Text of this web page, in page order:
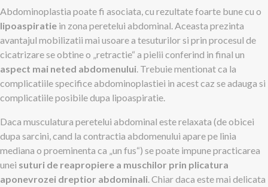
Abdominoplastia poate fi asociata, cu rezultate foarte bune cu o
lipoaspiratie in zona peretelui abdominal. Aceasta prezinta
avantajul mobilizatii mai usoare a tesuturilor si prin procesul de
cicatrizare se obtine o „retractie“ a pielii conferind in final un
aspect mai neted abdomenului. Trebuie mentionat ca la
complicatiile specifice abdominoplastiei in acest caz se adauga si
complicatiile posibile dupa lipoaspiratie.
Daca musculatura peretelui abdominal este relaxata (de obicei
dupa sarcini, cand la contractia abdomenului apare pe linia
mediana o proeminenta ca „un fus“) se poate impune practicarea
unei suturi de reapropiere a muschilor prin plicatura
aponevrozei dreptior abdominali. Chiar daca este mai delicata